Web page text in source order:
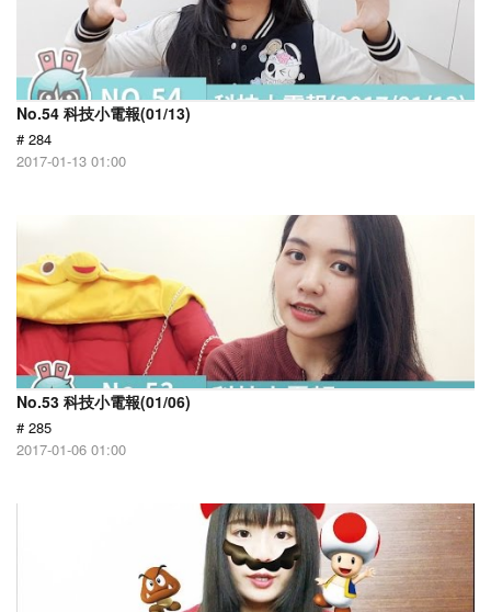
No.54 科技小電報(01/13)
# 284
2017-01-13 01:00
No.53 科技小電報(01/06)
# 285
2017-01-06 01:00